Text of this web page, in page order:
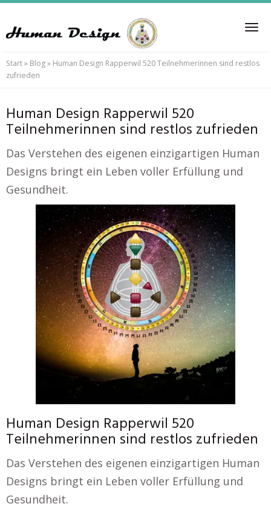
content
Start» Blog» Human Design Rapperwil 520 Teilnehmerinnen sind restlos
zufrieden
Human Design Rapperwil 520
Teilnehmerinnen sind restlos zufrieden
Das Verstehen des eigenen einzigartigen Human
Designs bringt ein Leben voller Erfüllung und
Gesundheit.
Human Design Rapperwil 520
Teilnehmerinnen sind restlos zufrieden
Das Verstehen des eigenen einzigartigen Human
Designs bringt ein Leben voller Erfüllung und
Gesundheit.